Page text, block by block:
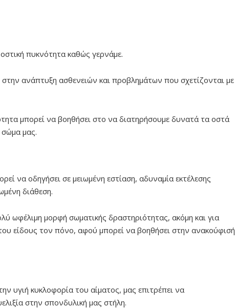
πυκνότητα καθώς γερνάμε.
στην ανάπτυξη ασθενειών και προβλημάτων που σχετίζονται με
μπορεί να βοηθήσει στο να διατηρήσουμε δυνατά τα οστά
σώμα μας.
να οδηγήσει σε μειωμένη εστίαση, αδυναμία εκτέλεσης
διάθεση.
ωφέλιμη μορφή σωματικής δραστηριότητας, ακόμη και για
είδους τον πόνο, αφού μπορεί να βοηθήσει στην ανακούφισή
υγιή κυκλοφορία του αίματος, μας επιτρέπει να
στην σπονδυλική μας στήλη.